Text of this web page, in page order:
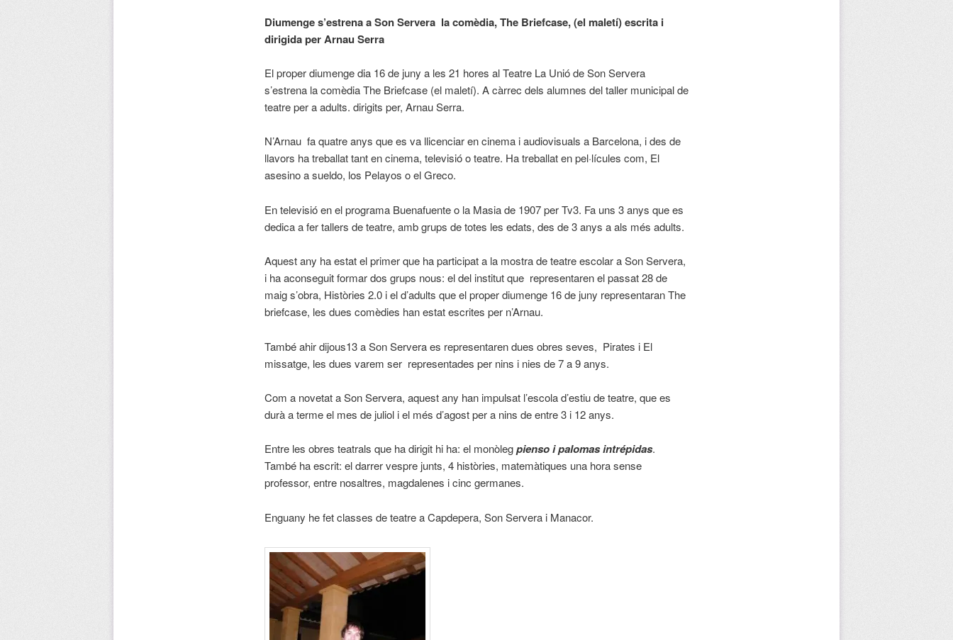
Diumenge s’estrena a Son Servera la comèdia, The Briefcase, (el maletí) escrita i
dirigida per Arnau Serra
El proper diumenge dia 16 de juny a les 21 hores al Teatre La Unió de Son Servera
s’estrena la comèdia The Briefcase (el maletí). A càrrec dels alumnes del taller municipal de
teatre per a adults. dirigits per, Arnau Serra.
N’Arnau fa quatre anys que es va llicenciar en cinema i audiovisuals a Barcelona, i des de
llavors ha treballat tant en cinema, televisió o teatre. Ha treballat en pel·lícules com, El
asesino a sueldo, los Pelayos o el Greco.
En televisió en el programa Buenafuente o la Masia de 1907 per Tv3. Fa uns 3 anys que es
dedica a fer tallers de teatre, amb grups de totes les edats, des de 3 anys a als més adults.
Aquest any ha estat el primer que ha participat a la mostra de teatre escolar a Son Servera,
i ha aconseguit formar dos grups nous: el del institut que representaren el passat 28 de
maig s’obra, Històries 2.0 i el d’adults que el proper diumenge 16 de juny representaran The
briefcase, les dues comèdies han estat escrites per n’Arnau.
També ahir dijous13 a Son Servera es representaren dues obres seves, Pirates i El
missatge, les dues varem ser representades per nins i nies de 7 a 9 anys.
Com a novetat a Son Servera, aquest any han impulsat l’escola d’estiu de teatre, que es
durà a terme el mes de juliol i el més d’agost per a nins de entre 3 i 12 anys.
Entre les obres teatrals que ha dirigit hi ha: el monòlegpienso i palomasintrépidas.
També ha escrit: el darrer vespre junts, 4 històries, matemàtiques una hora sense
professor, entre nosaltres, magdalenes i cinc germanes.
Enguany he fet classes de teatre a Capdepera, Son Servera i Manacor.